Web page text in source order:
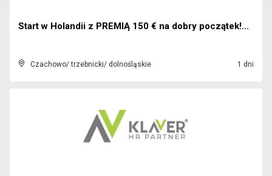
Start w Holandii z PREMIĄ 150 € na dobry początek!...
Czachowo/ trzebnicki/ dolnośląskie 1 dni